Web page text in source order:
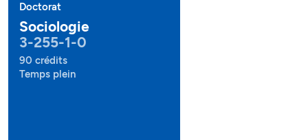
Doctorat
Sociologie
3-255-1-0
90 crédits
Temps plein